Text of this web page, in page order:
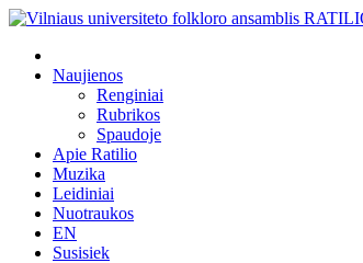
Naujienos
Renginiai
Rubrikos
Spaudoje
Apie Ratilio
Muzika
Leidiniai
Nuotraukos
EN
Susisiek